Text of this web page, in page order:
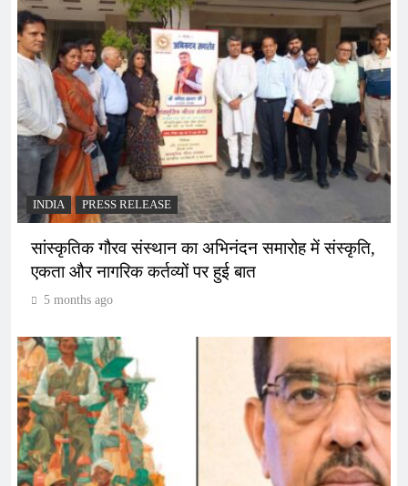
INDIA PRESS RELEASE
सांस्कृतिक गौरव संस्थान का अभिनंदन समारोह में संस्कृति,
एकता और नागरिक कर्तव्यों पर हुई बात
5 months ago